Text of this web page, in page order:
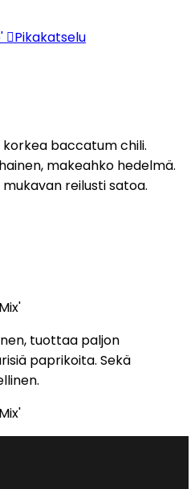
Pikakatselu
baccatum chili.
makeahko hedelmä.
reilusti satoa.
tuottaa paljon
paprikoita. Sekä